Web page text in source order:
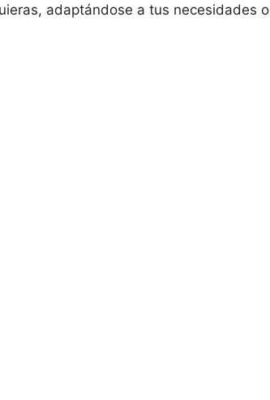
adaptándose a tus necesidades o